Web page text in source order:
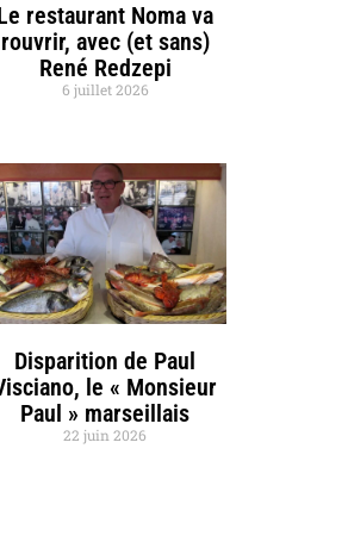
restaurant Noma va
rouvrir, avec (et sans)
René Redzepi
6 juillet 2026
Disparition de Paul
le « Monsieur
Paul » marseillais
22 juin 2026